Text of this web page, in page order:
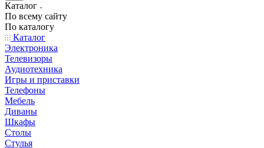
Каталог
По всему сайту
По каталогу
Каталог
Электроника
Телевизоры
Аудиотехника
Игры и приставки
Телефоны
Мебель
Диваны
Шкафы
Столы
Стулья